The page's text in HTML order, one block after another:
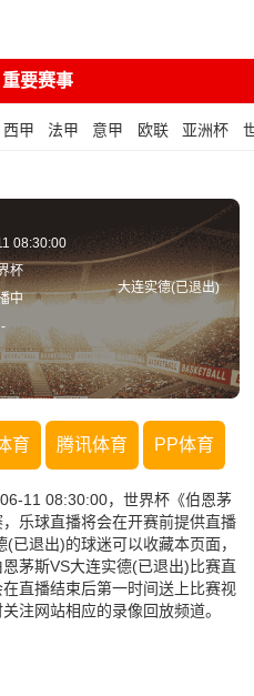
重要赛事
西甲 法甲 意甲 欧联 亚洲杯
08:30:00
杯
中
-
大连实德(已退出)
育 腾讯体育 PP体育
11 08:30:00，世界杯《伯恩茅
乐球直播将会在开赛前提供直播
已退出)的球迷可以收藏本页面，
茅斯VS大连实德(已退出)比赛直
直播结束后第一时间送上比赛视
注网站相应的录像回放频道。